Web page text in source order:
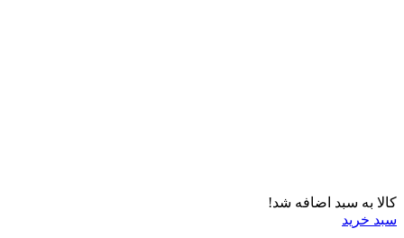
کالا به سبد اضافه شد!
سبد خرید